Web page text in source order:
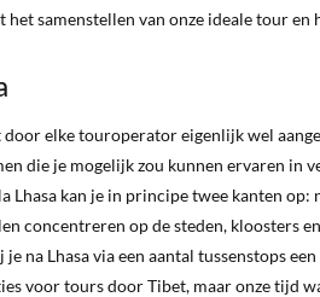
het samenstellen van onze ideale tour
door elke touroperator eigenlijk wel
die je mogelijk zou kunnen ervaren in
Lhasa kan je in principe twee kanten
concentreren op de steden, kloosters
na Lhasa via een aantal tussenstops
voor tours door Tibet, maar onze tijd